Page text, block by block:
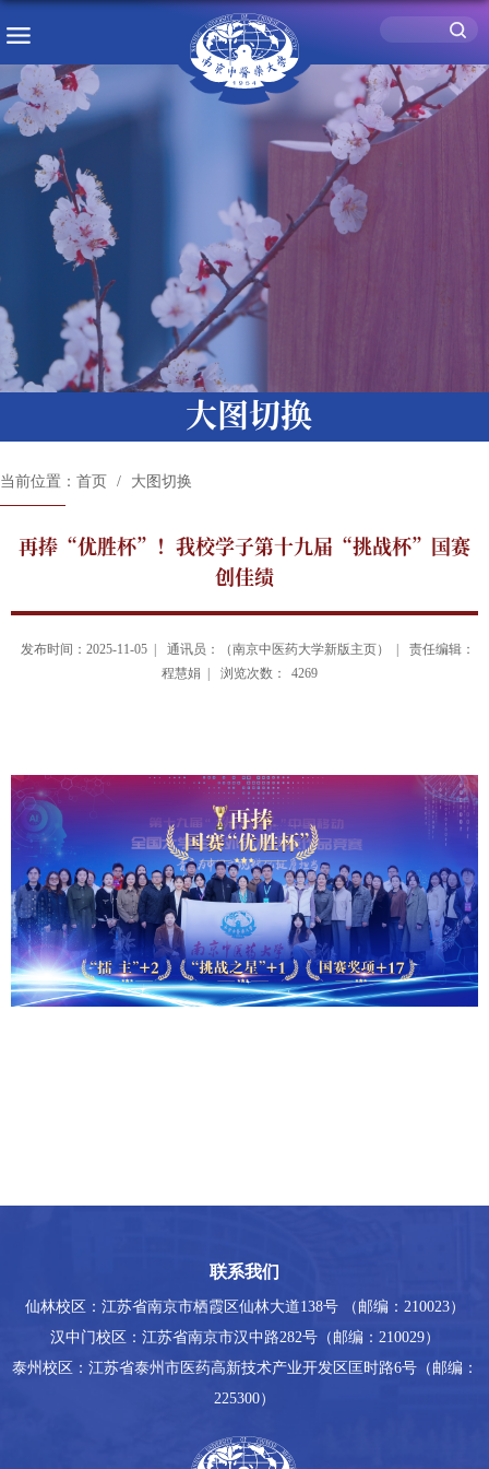
大图切换
当前位置： 首页 大图切换
再捧“优胜杯”！我校学子第十九届“挑战杯”国赛
创佳绩
发布时间：2025-11-05 | 通讯员：（南京中医药大学新版主页） |
责任编辑：
程慧娟 |
浏览次数： 4269
联系我们
仙林校区：江苏省南京市栖霞区仙林大道138号 （邮编：210023）
汉中门校区：江苏省南京市汉中路282号（邮编：210029）
泰州校区：江苏省泰州市医药高新技术产业开发区匡时路6号（邮编：
225300）